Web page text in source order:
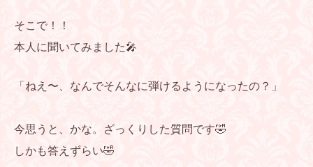
そこで！！
本人に聞いてみました🎤
「ねえ〜、なんでそんなに弾けるようになったの？」
今思うと、かな。ざっくりした質問です🤣
しかも答えずらい🤣